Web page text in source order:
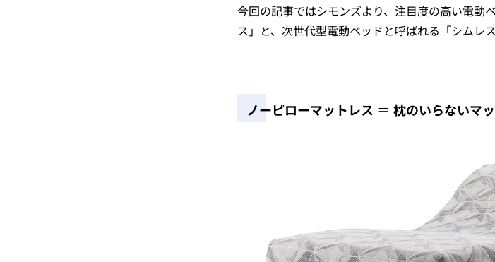
今回の記事ではシモンズより、注目度の高い電動
ス」と、次世代型電動ベッドと呼ばれる「シムレ
ノーピローマットレス ＝ 枕のいらないマ